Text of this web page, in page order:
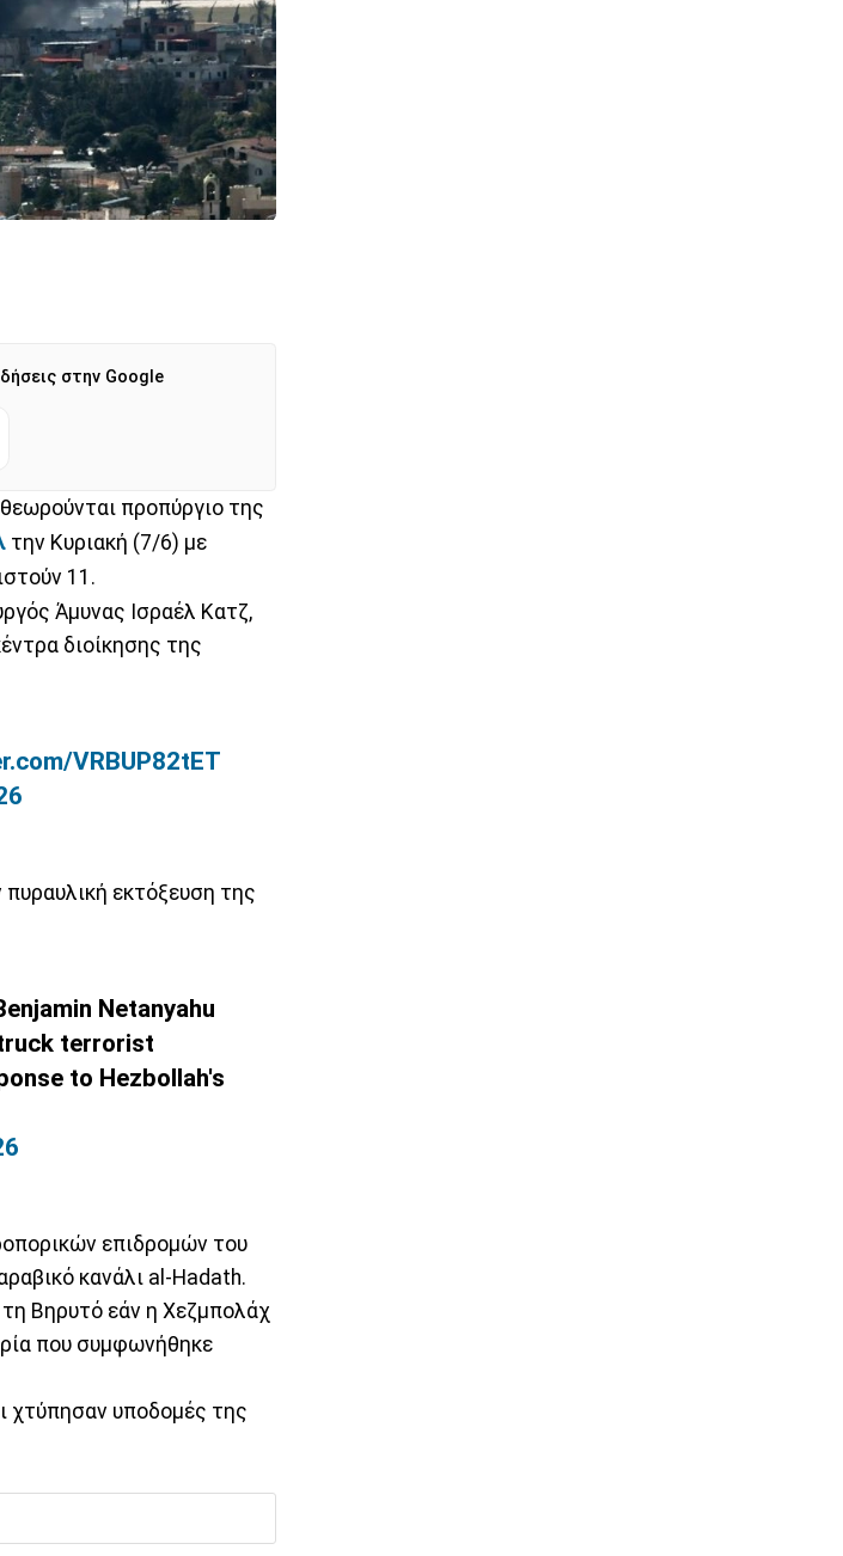
στην Google
προπύργιο της
την Κυριακή (7/6) με
11.
Άμυνας Ισραέλ Κατζ,
διοίκησης της
VRBUP82tET
εκτόξευση της
Netanyahu
terrorist
to Hezbollah's
επιδρομών του
κανάλι al-Hadath.
τη Βηρυτό εάν η Χεζμπολάχ
που συμφωνήθηκε
χτύπησαν υποδομές της